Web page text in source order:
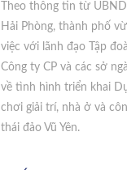
Theo thông tin từ
Hải Phòng, thành phố
việc với lãnh đạo Tập
Công ty CP và các sở
về tình hình triển khai
chơi giải trí, nhà ở và
thái đảo Vũ Yên.